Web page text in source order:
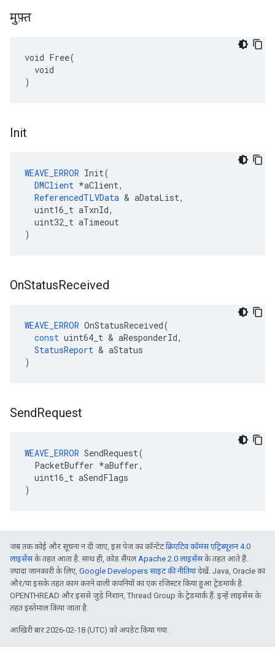
मुफ़्त
void Free(
  void
)
Init
WEAVE_ERROR Init(
DMClient *aClient,
ReferencedTLVData & aDataList,
  uint16_t aTxnId,
  uint32_t aTimeout
)
OnStatusReceived
WEAVE_ERROR OnStatusReceived(
const uint64_t & aResponderId,
StatusReport & aStatus
)
SendRequest
WEAVE_ERROR SendRequest(
  PacketBuffer *aBuffer,
  uint16_t aSendFlags
)
जब तक कोई और सूचना न दी जाए, इस पेज का कॉन्टेंटक्रिएटिव कॉमंस एट्रिब्यूशन 4.0
लाइसेंसके तहत आता है. साथ ही, कोड सैंपलApache 2.0 लाइसेंसके तहत आते हैं.
ज़्यादा जानकारी के लिए, Google Developers साइट की नीतियांदेखें. Java, Oracle का
और/या इसके तहत काम करने वाली कंपनियों का एक रजिस्टर किया हुआ ट्रेडमार्क है.
OPENTHREAD और इससे जुड़े निशान, Thread Group के ट्रेडमार्क हैं. इन्हें लाइसेंस के
तहत इस्तेमाल किया जाता है.
आखिरी बार 2026-02-18 (UTC) को अपडेट किया गया.